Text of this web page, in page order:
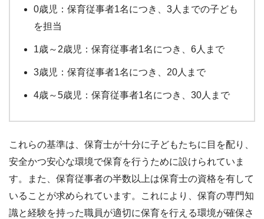
0歳児：保育従事者1名につき、3人までの子ども
を担当
1歳～2歳児：保育従事者1名につき、6人まで
3歳児：保育従事者1名につき、20人まで
4歳～5歳児：保育従事者1名につき、30人まで
これらの基準は、保育士が十分に子どもたちに目を配り、
安全かつ安心な環境で保育を行うために設けられていま
す。また、保育従事者の半数以上は保育士の資格を有して
いることが求められています。これにより、保育の専門知
識と経験を持った職員が適切に保育を行える環境が確保さ